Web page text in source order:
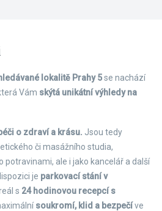
lokalitě Prahy 5se nachází
Vám skýtá unikátní výhledy na
o zdraví a krásu. Jsou tedy
či masážního studia,
potravinami, ale i jako kancelář a další
je parkovací stání v
s 24 hodinovou recepcí s
soukromí, klid a bezpečíve